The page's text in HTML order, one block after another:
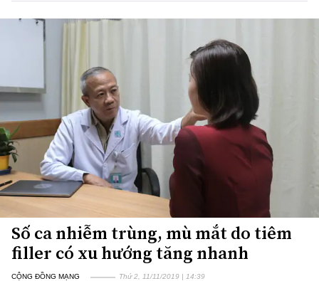
Số ca nhiễm trùng, mù mắt do tiêm
filler có xu hướng tăng nhanh
CỘNG ĐỒNG MẠNG Thứ 2, 11/11/2019 | 14:39